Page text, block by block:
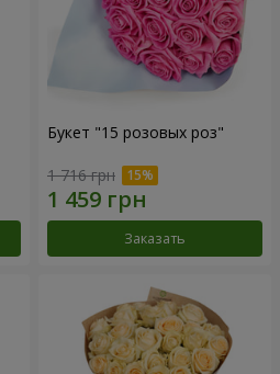
Букет "15 розовых роз"
1 716 грн
Заказать